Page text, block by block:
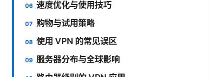
速度优化与使用技巧
购物与试用策略
使用 VPN 的常见误区
服务器分布与全球影响